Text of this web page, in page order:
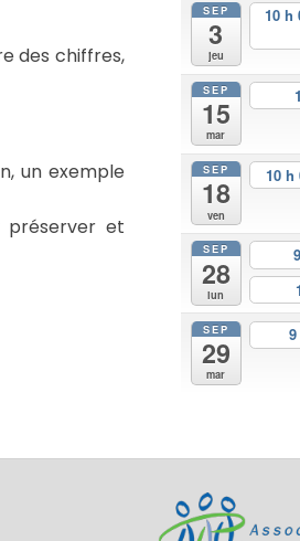
des chiffres,
un exemple
préserver et
SEP
3
jeu
10 h
SEP
15
mar
SEP
18
ven
10
SEP
28
lun
SEP
29
mar